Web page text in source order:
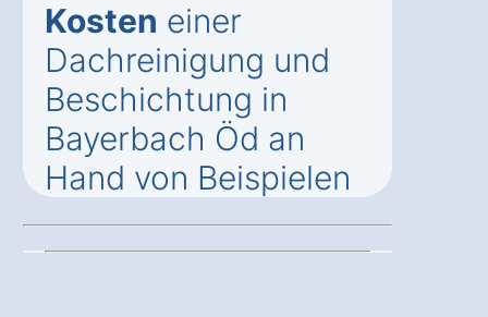
Kosten einer
Dachreinigung und
Beschichtung in
Bayerbach Öd an
Hand von Beispielen